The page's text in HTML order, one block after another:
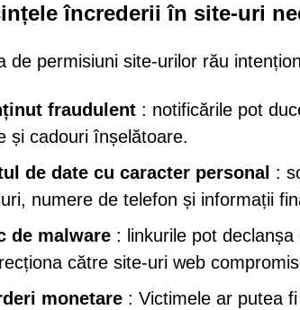
încrederii în site-uri
de permisiuni site-urilor rău
fraudulent : notificările pot
și cadouri înșelătoare.
de date cu caracter personal :
numere de telefon și informații
de malware : linkurile pot
către site-uri web
monetare : Victimele ar putea